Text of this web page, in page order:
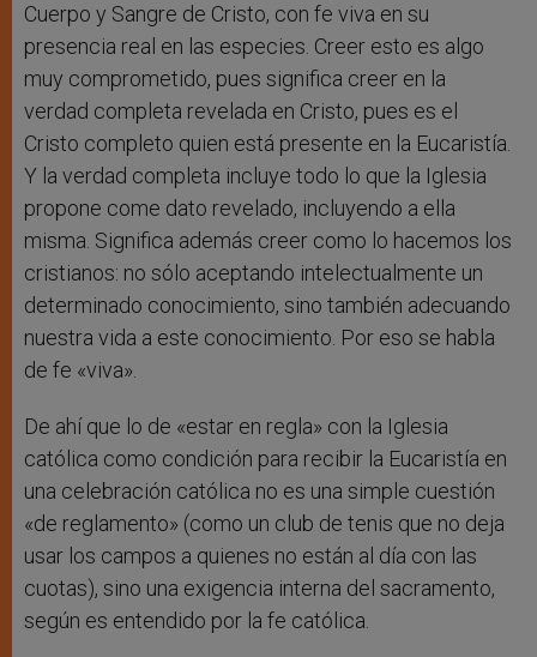
Cuerpo y Sangre de Cristo, con fe viva en su
presencia real en las especies. Creer esto es algo
muy comprometido, pues significa creer en la
verdad completa revelada en Cristo, pues es el
Cristo completo quien está presente en la Eucaristía.
Y la verdad completa incluye todo lo que la Iglesia
propone come dato revelado, incluyendo a ella
misma. Significa además creer como lo hacemos los
cristianos: no sólo aceptando intelectualmente un
determinado conocimiento, sino también adecuando
nuestra vida a este conocimiento. Por eso se habla
de fe «viva».
De ahí que lo de «estar en regla» con la Iglesia
católica como condición para recibir la Eucaristía en
una celebración católica no es una simple cuestión
«de reglamento» (como un club de tenis que no deja
usar los campos a quienes no están al día con las
cuotas), sino una exigencia interna del sacramento,
según es entendido por la fe católica.